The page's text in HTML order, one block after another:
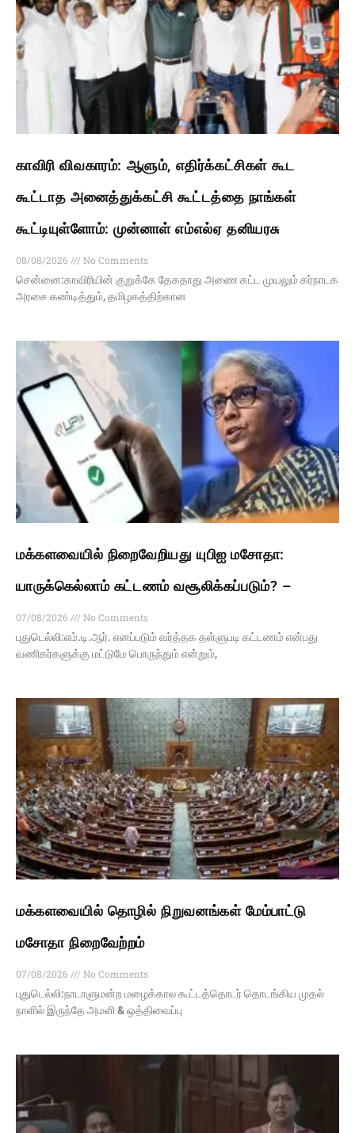
காவிரி விவகாரம்: ஆளும், எதிர்க்கட்சிகள் கூட
கூட்டாத அனைத்துக்கட்சி கூட்டத்தை நாங்கள்
கூட்டியுள்ளோம்: முன்னாள் எம்எல்ஏ தனியரசு
08/08/2026
No Comments
சென்னை:காவிரியின் குறுக்கே தேகதாது அணை கட்ட முயலும் கர்நாடக
அரசை கண்டித்தும், தமிழகத்திற்கான
மக்களவையில் நிறைவேறியது யுபிஐ மசோதா:
யாருக்கெல்லாம் கட்டணம் வசூலிக்கப்படும்? –
07/08/2026
No Comments
புதுடெல்லி:எம்.டி.ஆர். எனப்படும் வர்த்தக தள்ளுபடி கட்டணம் என்பது
வணிகர்களுக்கு மட்டுமே பொருந்தும் என்றும்,
மக்களவையில் தொழில் நிறுவனங்கள் மேம்பாட்டு
மசோதா நிறைவேற்றம்
07/08/2026
No Comments
புதுடெல்லி:நாடாளுமன்ற மழைக்கால கூட்டத்தொடர் தொடங்கிய முதல்
நாளில் இருந்தே அமளி & ஒத்திவைப்பு